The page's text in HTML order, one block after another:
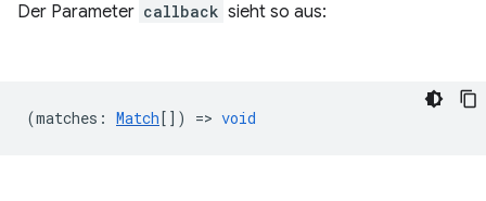
Der Parameter callback sieht so aus:
(matches : Match[]) => void